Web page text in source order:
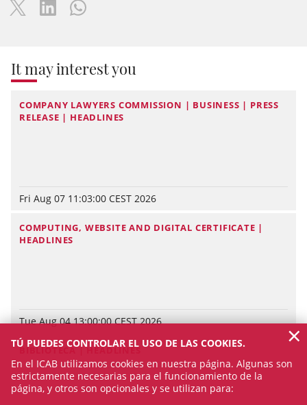
It may interest you
COMPANY LAWYERS COMMISSION | BUSINESS | PRESS
RELEASE | HEADLINES
Fri Aug 07 11:03:00 CEST 2026
COMPUTING, WEBSITE AND DIGITAL CERTIFICATE |
HEADLINES
Tue Aug 04 13:00:00 CEST 2026
BIBLIOTECA | HEADLINES
TÚ PUEDES CONTROLAR EL USO DE LAS COOKIES.
En el ICAB utilizamos cookies en nuestra página. Algunas son
estrictamente necesarias para el funcionamiento de la
página, y otros son opcionales y se utilizan para:
×